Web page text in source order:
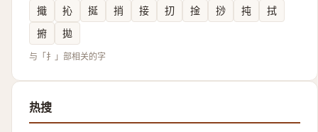
擑 抋 挻 捎 接 㧅 捦 挱 扽
拭
捬
拋
与「扌」部相关的字
热搜